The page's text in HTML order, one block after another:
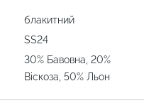
блакитний
SS24
30% Бавовна, 20%
Віскоза, 50% Льон